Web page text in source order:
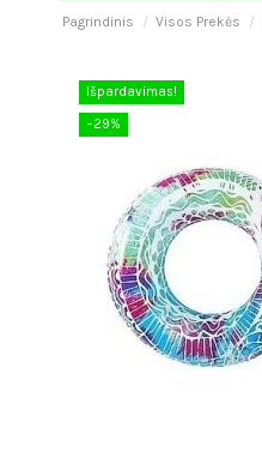
Pagrindinis Visos Prekės
Išpardavimas!
−29%